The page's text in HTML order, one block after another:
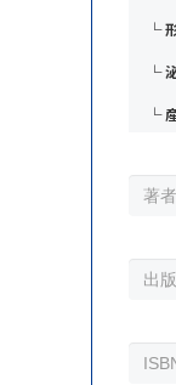
└
└
└
└ 耳
└
└ 麻
└
└